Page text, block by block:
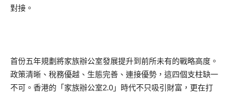
對接。
首份五年規劃將家族辦公室發展提升到前所未有的戰略高度。
政策清晰、稅務優越、生態完善、連接優勢，這四個支柱缺一
不可。香港的「家族辦公室2.0」時代不只吸引財富，更在打